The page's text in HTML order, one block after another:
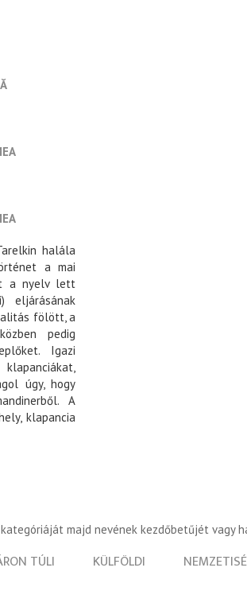
halála
a mai
a nyelv lett
eljárásának
fölött, a
pedig
Igazi
úgy, hogy
A
klapancia
majd nevének kezdőbetűjét vagy
TÚLI KÜLFÖLDI